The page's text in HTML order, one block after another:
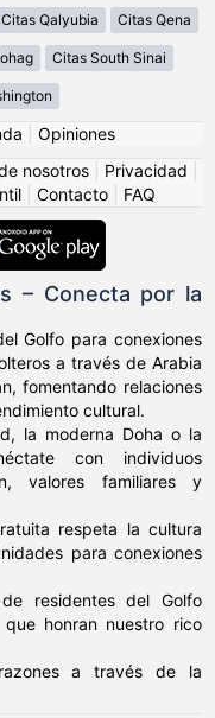
Citas Qalyubia Citas Qena
Citas South Sinai
Opiniones
nosotros Privacidad
Contacto FAQ
– Conecta por la
Golfo para conexiones
a través de Arabia
fomentando relaciones
cultural.
la moderna Doha o la
con individuos
valores familiares y
respeta la cultura
para conexiones
residentes del Golfo
honran nuestro rico
a través de la